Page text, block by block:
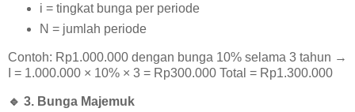
i = tingkat bunga per periode
N = jumlah periode
Contoh: Rp1.000.000 dengan bunga 10% selama 3 tahun →
I = 1.000.000 × 10% × 3 = Rp300.000 Total = Rp1.300.000
🔹 3. Bunga Majemuk